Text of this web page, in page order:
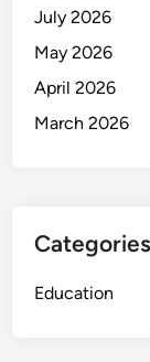
July 2026
May 2026
April 2026
March 2026
Categories
Education